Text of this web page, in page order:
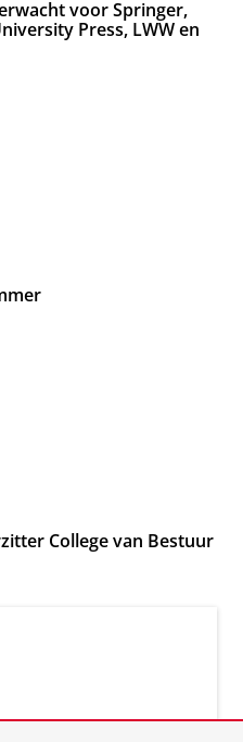
voor Springer,
Press, LWW en
College van Bestuur